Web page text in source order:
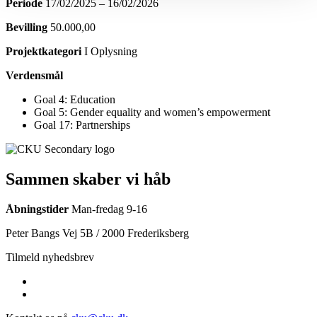
Periode 17/02/2025 – 16/02/2026
Bevilling 50.000,00
Projektkategori I Oplysning
Verdensmål
Goal 4: Education
Goal 5: Gender equality and women’s empowerment
Goal 17: Partnerships
Sammen skaber vi håb
Åbningstider Man-fredag 9-16
Peter Bangs Vej 5B / 2000 Frederiksberg
Tilmeld nyhedsbrev